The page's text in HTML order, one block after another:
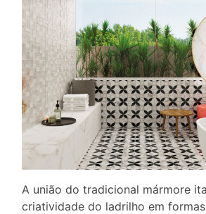
A união do tradicional mármore
criatividade do ladrilho em